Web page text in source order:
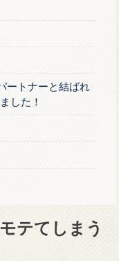
トナーと結ばれ
した！
テてしまう